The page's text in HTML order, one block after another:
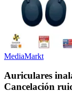
MediaMarkt
Auriculares
Cancelación